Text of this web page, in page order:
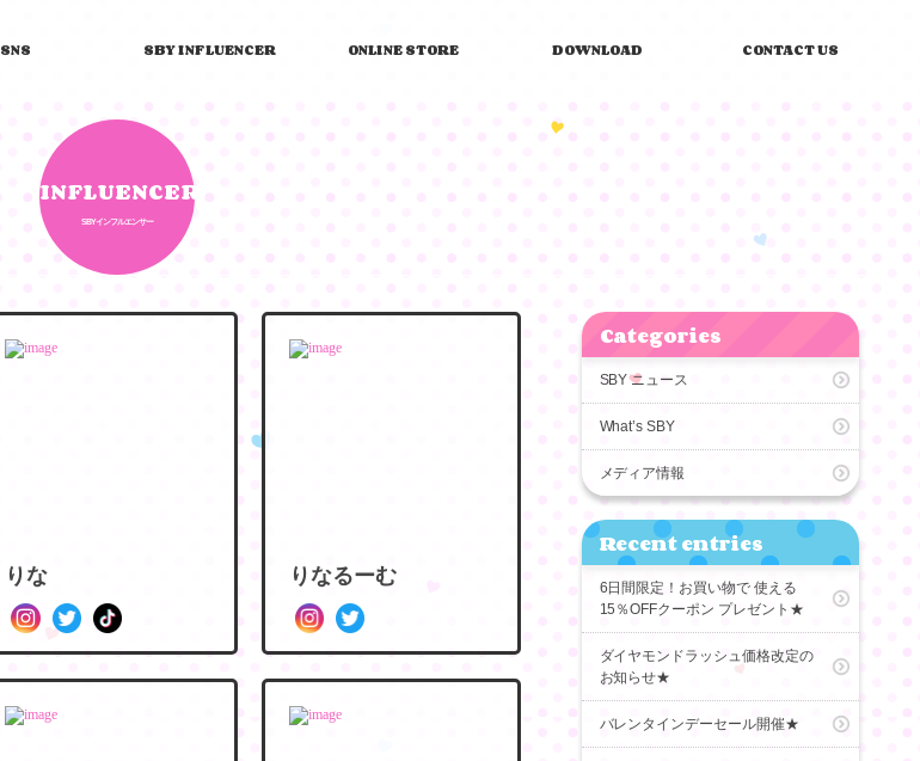
SNS SBY INFLUENCER ONLINE STORE DOWNLOAD CONTACT US
INFLUENCER
SBYインフルエンサー
りな りなるーむ
Categories
SBY ニュース
What’s SBY
メディア情報
Recent entries
6日間限定！お買い物で 使える
15％OFFクーポン プレゼント★
ダイヤモンドラッシュ価格改定の
お知らせ★
バレンタインデーセール開催★